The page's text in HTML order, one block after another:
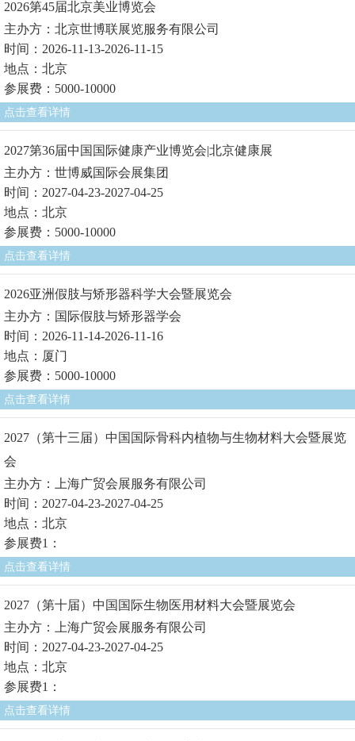
2026第45届北京美业博览会
主办方：北京世博联展览服务有限公司
时间：2026-11-13-2026-11-15
地点：北京
参展费：5000-10000
点击查看详情
2027第36届中国国际健康产业博览会|北京健康展
主办方：世博威国际会展集团
时间：2027-04-23-2027-04-25
地点：北京
参展费：5000-10000
点击查看详情
2026亚洲假肢与矫形器科学大会暨展览会
主办方：国际假肢与矫形器学会
时间：2026-11-14-2026-11-16
地点：厦门
参展费：5000-10000
点击查看详情
2027（第十三届）中国国际骨科内植物与生物材料大会暨展览
会
主办方：上海广贸会展服务有限公司
时间：2027-04-23-2027-04-25
地点：北京
参展费1：
点击查看详情
2027（第十届）中国国际生物医用材料大会暨展览会
主办方：上海广贸会展服务有限公司
时间：2027-04-23-2027-04-25
地点：北京
参展费1：
点击查看详情